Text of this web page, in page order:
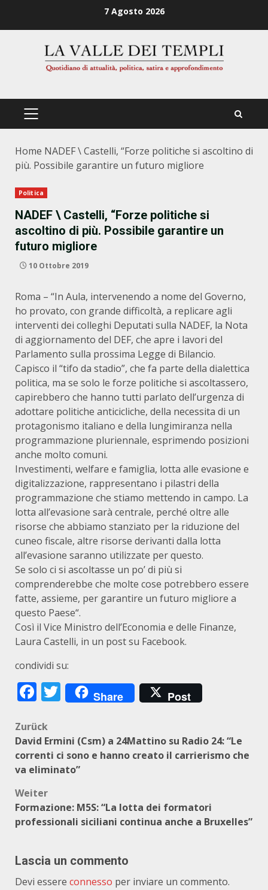
7 Agosto 2026
PRIMÄRES
Home NADEF \ Castelli, “Forze politiche si ascoltino di
più. Possibile garantire un futuro migliore
Politica
NADEF \ Castelli, “Forze politiche si
ascoltino di più. Possibile garantire un
futuro migliore
10 Ottobre 2019
Roma – “In Aula, intervenendo a nome del Governo,
ho provato, con grande difficoltà, a replicare agli
interventi dei colleghi Deputati sulla NADEF, la Nota
di aggiornamento del DEF, che apre i lavori del
Parlamento sulla prossima Legge di Bilancio.
Capisco il “tifo da stadio”, che fa parte della dialettica
politica, ma se solo le forze politiche si ascoltassero,
capirebbero che hanno tutti parlato dell’urgenza di
adottare politiche anticicliche, della necessita di un
protagonismo italiano e della lungimiranza nella
programmazione pluriennale, esprimendo posizioni
anche molto comuni.
Investimenti, welfare e famiglia, lotta alle evasione e
digitalizzazione, rappresentano i pilastri della
programmazione che stiamo mettendo in campo. La
lotta all’evasione sarà centrale, perché oltre alle
risorse che abbiamo stanziato per la riduzione del
cuneo fiscale, altre risorse derivanti dalla lotta
all’evasione saranno utilizzate per questo.
Se solo ci si ascoltasse un po’ di più si
comprenderebbe che molte cose potrebbero essere
fatte, assieme, per garantire un futuro migliore a
questo Paese“.
Così il Vice Ministro dell’Economia e delle Finanze,
Laura Castelli, in un post su Facebook.
condividi su:
Facebook
Twitter
Share Post
Beitragsnavigation
Zurück
David Ermini (Csm) a 24Mattino su Radio 24: “Le
correnti ci sono e hanno creato il carrierismo che
va eliminato”
Weiter
Formazione: M5S: “La lotta dei formatori
professionali siciliani continua anche a Bruxelles”
Lascia un commento
Devi essere connesso per inviare un commento.